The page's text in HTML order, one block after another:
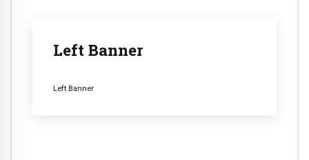
Left Banner
Left Banner